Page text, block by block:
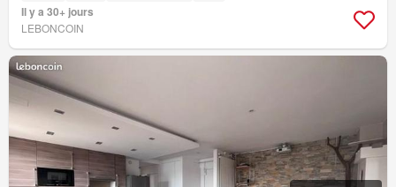
Il y a 30+ jours
LEBONCOIN